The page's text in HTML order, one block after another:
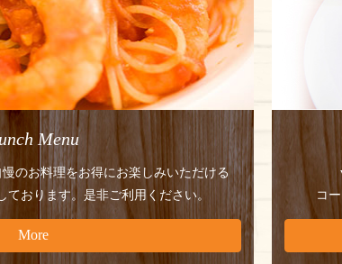
Menu
慢のお料理をお得にお楽しみいただける
ております。 是非ご利用ください。
More
コ